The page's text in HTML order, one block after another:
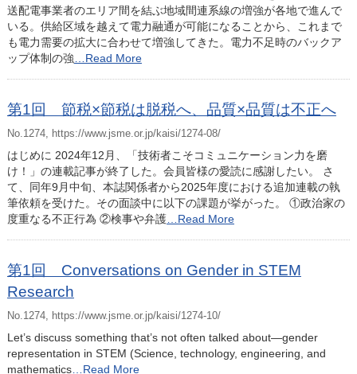
送配電事業者のエリア間を結ぶ地域間連系線の増強が各地で進んで
いる。供給区域を越えて電力融通が可能になることから、これまで
も電力需要の拡大に合わせて増強してきた。電力不足時のバックア
ップ体制の強 …Read More
第1回 節税×節税は脱税へ、品質×品質は不正へ
No.1274, https://www.jsme.or.jp/kaisi/1274-08/
はじめに 2024年12月、「技術者こそコミュニケーション力を磨
け！」の連載記事が終了した。会員皆様の愛読に感謝したい。 さ
て、同年9月中旬、本誌関係者から2025年度における追加連載の執
筆依頼を受けた。その面談中に以下の課題が挙がった。 ①政治家の
度重なる不正行為 ②検事や弁護…Read More
第1回 Conversations on Gender in STEM
Research
No.1274, https://www.jsme.or.jp/kaisi/1274-10/
Let’s discuss something that’s not often talked about—gender
representation in STEM (Science, technology, engineering, and
mathematics…Read More